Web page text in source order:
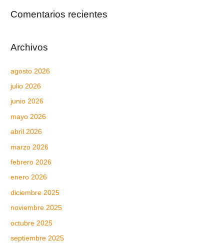
Comentarios recientes
Archivos
agosto 2026
julio 2026
junio 2026
mayo 2026
abril 2026
marzo 2026
febrero 2026
enero 2026
diciembre 2025
noviembre 2025
octubre 2025
septiembre 2025